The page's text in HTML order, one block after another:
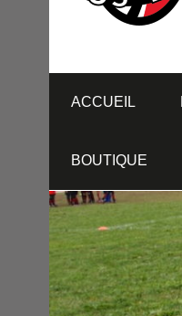
ACCUEIL
BOUTIQUE